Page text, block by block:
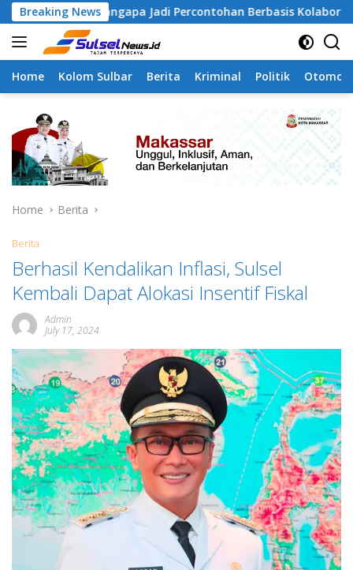
Skip
to
content
Breaking NewsJadi Percontohan Berbasis Kolaborasi Warga
Home Kolom Sulbar Berita Kriminal Politik
Home Berita
Berita
Berhasil Kendalikan Inflasi, Sulsel
Kembali Dapat Alokasi Insentif Fiskal
Admin
July 17, 2024